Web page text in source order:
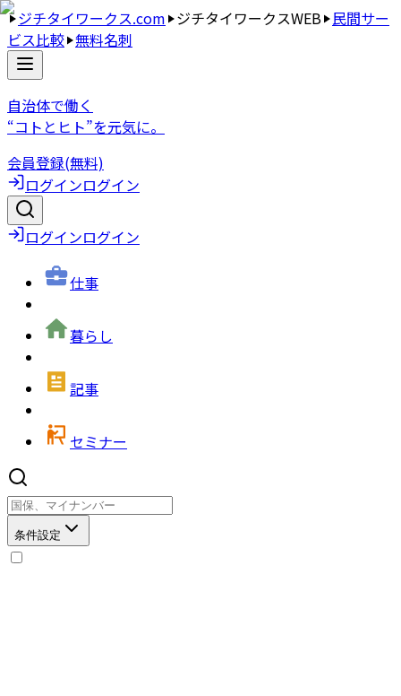
ジチタイワークス.com ジチタイワークスWEB 民間サー
ビス比較 無料名刺
自治体で働く
“コトとヒト”を元気に。
会員登録(無料)
ログインログイン
ログインログイン
仕事
暮らし
記事
セミナー
条件設定